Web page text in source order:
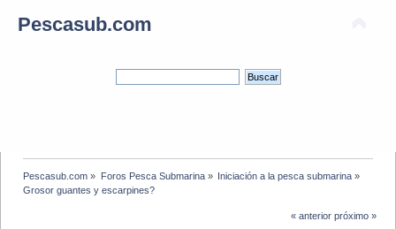
Pescasub.com
Pescasub.com » Foros Pesca Submarina» Iniciación a la pesca submarina»
Grosor guantes y escarpines?
« anterior próximo »